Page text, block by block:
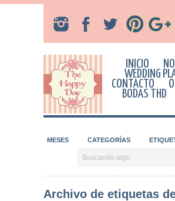
INICIO
WEDDING
CONTACTO
BODAS THD
MESES CATEGORÍAS
Archivo de etiquetas